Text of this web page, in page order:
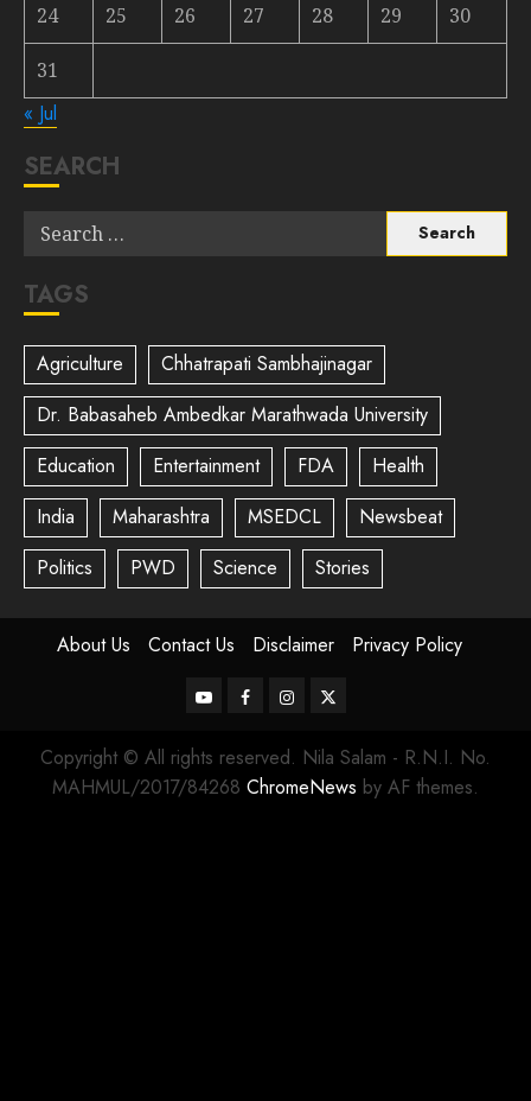
24 25 26 27 28 29 30
31
« Jul
SEARCH
TAGS
Agriculture
Chhatrapati Sambhajinagar
Dr. Babasaheb Ambedkar Marathwada University
Education
Entertainment FDA
Health
India
Maharashtra MSEDCL
Newsbeat
Politics
PWD Science Stories
About Us Contact Us Disclaimer Privacy Policy
Copyright © All rights reserved. Nila Salam - R.N.I. No.
MAHMUL/2017/84268 ChromeNews by AF themes.